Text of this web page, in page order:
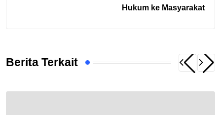
Hukum ke Masyarakat
Berita Terkait